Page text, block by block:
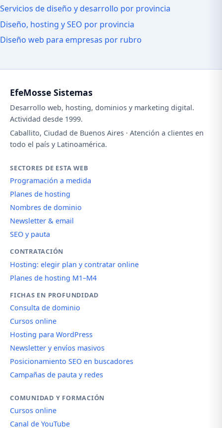
Servicios de diseño y desarrollo por provincia
Diseño, hosting y SEO por provincia
Diseño web para empresas por rubro
EfeMosse Sistemas
Desarrollo web, hosting, dominios y marketing digital.
Actividad desde 1999.
Caballito, Ciudad de Buenos Aires · Atención a clientes en
todo el país y Latinoamérica.
SECTORES DE ESTA WEB
Programación a medida
Planes de hosting
Nombres de dominio
Newsletter & email
SEO y pauta
CONTRATACIÓN
Hosting: elegir plan y contratar online
Planes de hosting M1–M4
FICHAS EN PROFUNDIDAD
Consulta de dominio
Cursos online
Hosting para WordPress
Newsletter y envíos masivos
Posicionamiento SEO en buscadores
Campañas de pauta y redes
COMUNIDAD Y FORMACIÓN
Cursos online
Canal de YouTube